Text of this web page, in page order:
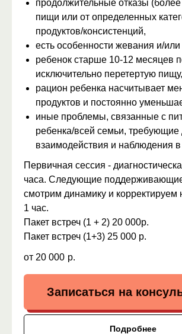
продолжительные отказы
пищи или от определенных
продуктов/консистенций,
есть особенности жевания и/или
ребенок старше 10-12 месяцев
исключительно перетертую пищу,
рацион ребенка насчитывает
продуктов и постоянно
иные проблемы, связанные с
ребенка/всей семьи, требующие
взаимодействия и наблюдения
Первичная сессия -
часа. Следующие
смотрим динамику и корректируем
1 час.
Пакет встреч (1 + 2) 20 000р.
Пакет встреч (1+3) 25 000 р.
от 20 000 р.
Записаться на
Подробнее